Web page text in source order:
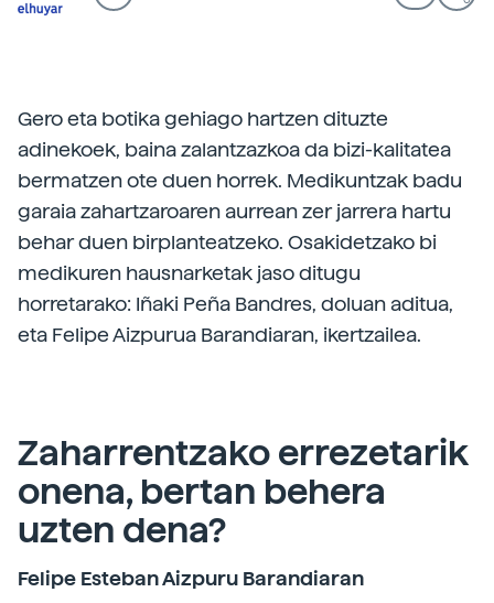
Gero eta botika gehiago hartzen dituzte
adinekoek, baina zalantzazkoa da bizi-kalitatea
bermatzen ote duen horrek. Medikuntzak badu
garaia zahartzaroaren aurrean zer jarrera hartu
behar duen birplanteatzeko. Osakidetzako bi
medikuren hausnarketak jaso ditugu
horretarako: Iñaki Peña Bandres, doluan aditua,
eta Felipe Aizpurua Barandiaran, ikertzailea.
Zaharrentzako errezetarik
onena, bertan behera
uzten dena?
Felipe Esteban Aizpuru Barandiaran